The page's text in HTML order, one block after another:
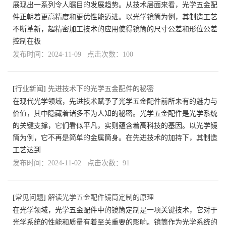
展现出一系列令人瞩目的发展趋势。从技术层面来看，光学五金配
件正朝着更高精度和更优性能迈进。以光学镜筒为例，其制造工艺
不断革新，超精密加工技术的应用使得镜筒的尺寸公差和形位公差
控制在极
发布时间：2024-11-09 点击次数：100
[行业新闻 ] 先进技术下的光学五金配件的秘密
在现代光学领域，先进技术赋予了光学五金配件前所未有的魅力与
价值，其中隐藏着诸多不为人知的秘密。光学五金配件是光学系统
的关键支撑，它们看似平凡，实则蕴含着高科技的基因。以光学镜
筒为例，它不再是简单的金属筒身。在先进技术的加持下，其制造
工艺达到
发布时间：2024-11-02 点击次数：91
[常见问题] 解读光学五金配件镜筒定制的原理
在光学领域，光学五金配件中的镜筒定制是一项关键技术，它对于
光学系统的性能和质量有着至关重要的影响。镜筒作为光学系统的